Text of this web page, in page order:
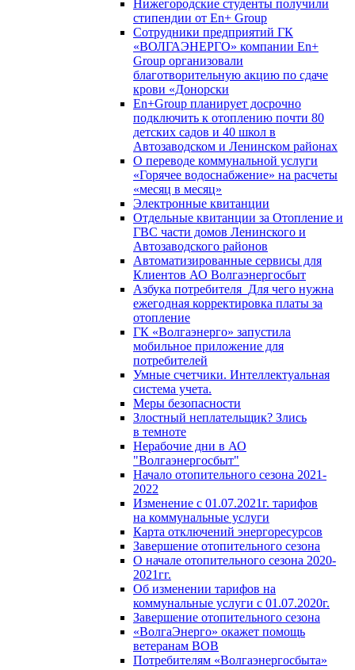
Нижегородские студенты получили
стипендии от En+ Group
Сотрудники предприятий ГК
«ВОЛГАЭНЕРГО» компании En+
Group организовали
благотворительную акцию по сдаче
крови «Донорски
En+Group планирует досрочно
подключить к отоплению почти 80
детских садов и 40 школ в
Автозаводском и Ленинском районах
О переводе коммунальной услуги
«Горячее водоснабжение» на расчеты
«месяц в месяц»
Электронные квитанции
Отдельные квитанции за Отопление и
ГВС части домов Ленинского и
Автозаводского районов
Автоматизированные сервисы для
Клиентов АО Волгаэнергосбыт
Азбука потребителя_Для чего нужна
ежегодная корректировка платы за
отопление
ГК «Волгаэнерго» запустила
мобильное приложение для
потребителей
Умные счетчики. Интеллектуальная
система учета.
Меры безопасности
Злостный неплательщик? Злись
в темноте
Нерабочие дни в АО
"Волгаэнергосбыт"
Начало отопительного сезона 2021-
2022
Изменение с 01.07.2021г. тарифов
на коммунальные услуги
Карта отключений энергоресурсов
Завершение отопительного сезона
О начале отопительного сезона 2020-
2021гг.
Об изменении тарифов на
коммунальные услуги с 01.07.2020г.
Завершение отопительного сезона
«ВолгаЭнерго» окажет помощь
ветеранам ВОВ
Потребителям «Волгаэнергосбыта»